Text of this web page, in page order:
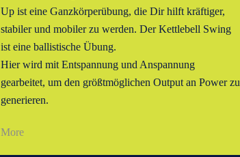
Up ist eine Ganzkörperübung, die Dir hilft kräftiger,
stabiler und mobiler zu werden. Der Kettlebell Swing
ist eine ballistische Übung.
Hier wird mit Entspannung und Anspannung
gearbeitet, um den größtmöglichen Output an Power zu
generieren.
More